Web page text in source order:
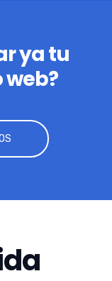
ya tu